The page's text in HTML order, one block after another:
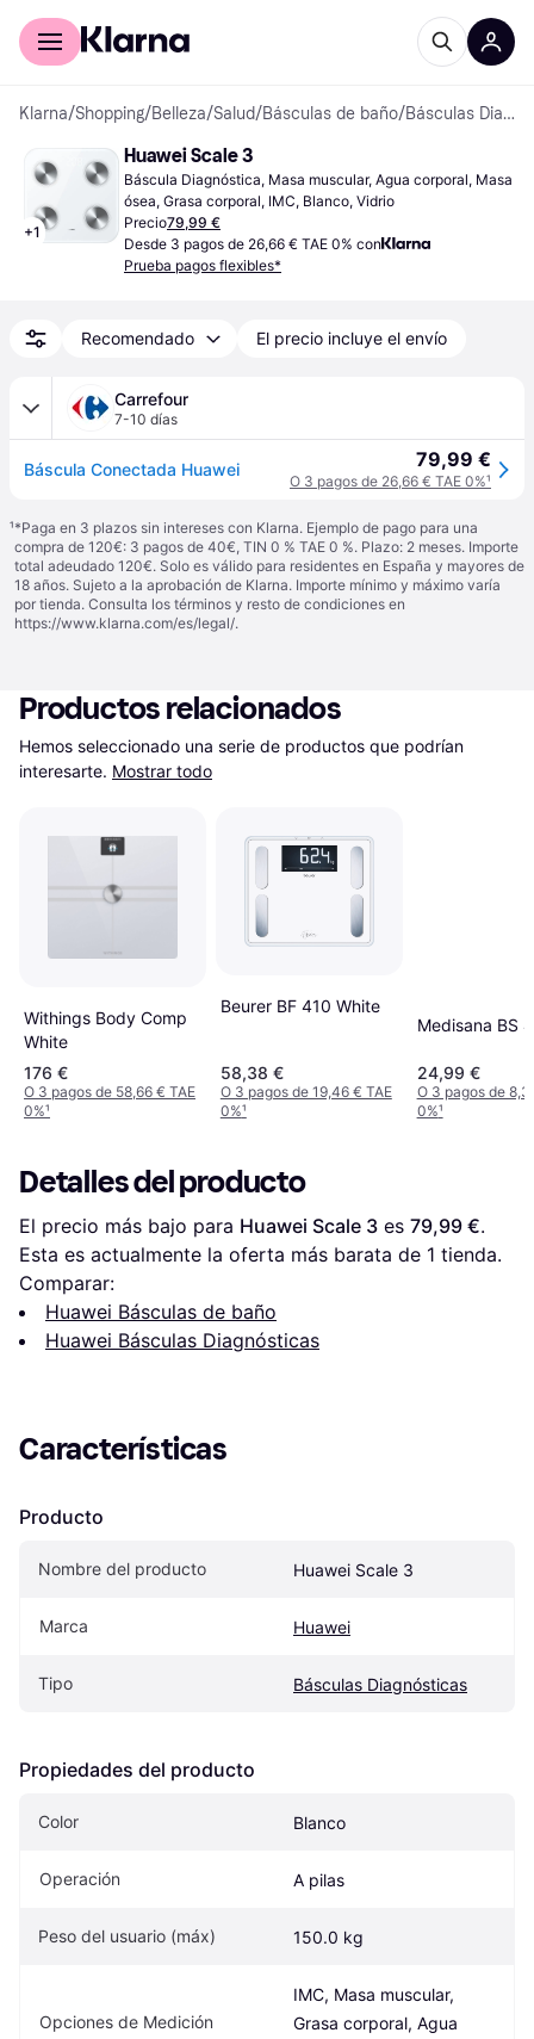
Comprar con Klarna
Klarna/Shopping/Belleza/Salud/Básculas de baño/ Básculas Diagnósticas
+1
Huawei Scale 3
Báscula Diagnóstica, Masa muscular, Agua corporal, Masa
ósea, Grasa corporal, IMC, Blanco, Vidrio
Precio79,99 €
Desde 3 pagos de 26,66 € TAE 0% con
Prueba pagos flexibles*
Recomendado El precio incluye el envío
Carrefour
7-10 días
Báscula Conectada Huawei 79,99 €
O 3 pagos de 26,66 € TAE 0%¹
¹*Paga en 3 plazos sin intereses con Klarna. Ejemplo de pago para una
compra de 120€: 3 pagos de 40€, TIN 0 % TAE 0 %. Plazo: 2 meses. Importe
total adeudado 120€. Solo es válido para residentes en España y mayores de
18 años. Sujeto a la aprobación de Klarna. Importe mínimo y máximo varía
por tienda. Consulta los términos y resto de condiciones en
https://www.klarna.com/es/legal/.
Productos relacionados
Hemos seleccionado una serie de productos que podrían
interesarte. Mostrar todo
Withings Body Comp
White
176 €
O 3 pagos de 58,66 € TAE
0%¹
Beurer BF 410 White
58,38 €
O 3 pagos de 19,46 € TAE
0%¹
Medisana BS
24,99 €
O 3 pagos de
0%¹
Detalles del producto
El precio más bajo para Huawei Scale 3 es 79,99 €.
Esta es actualmente la oferta más barata de 1 tienda.
Comparar:
Huawei Básculas de baño
Huawei Básculas Diagnósticas
Características
Producto
Nombre del producto Huawei Scale 3
Marca Huawei
Tipo Básculas Diagnósticas
Propiedades del producto
Color Blanco
Operación A pilas
Peso del usuario (máx) 150.0 kg
Opciones de Medición
IMC, Masa muscular,
Grasa corporal, Agua